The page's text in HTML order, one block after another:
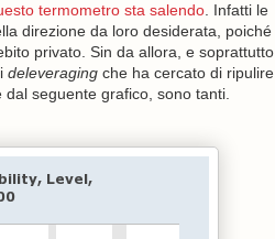
termometro sta salendo. Infatti le
direzione da loro desiderata, poiché
privato. Sin da allora, e soprattutto
deleveragingche ha cercato di ripulire
seguente grafico, sono tanti.